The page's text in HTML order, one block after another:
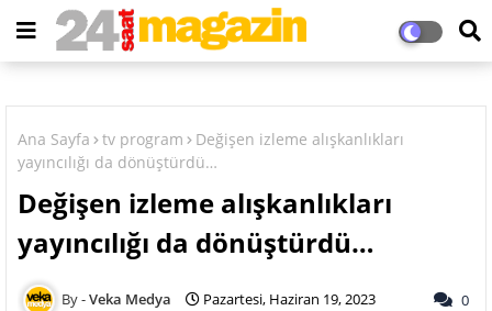
Ana Sayfa tv program
Değişen izleme alışkanlıkları
yayıncılığı da dönüştürdü…
Değişen izleme alışkanlıkları
yayıncılığı da dönüştürdü…
Veka Medya Pazartesi, Haziran 19, 2023 0